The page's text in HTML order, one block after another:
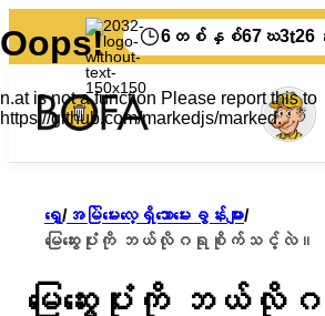
6 တစ်နှစ်67 ဃ3t26
စီခြင်း။
အလုပ်အကိုင်
မိမိဘာသာပြုလုပ်ရန်
ခရီးသွား
ရှေ့/အမြဲမေးလေ့ရှိသောမေးခွန်းများ/
မြေဆွေးပုံးကို ဘယ်လိုဂရုစိုက်သင့်လဲ။
မြေဆွေးပုံးကို ဘယ်